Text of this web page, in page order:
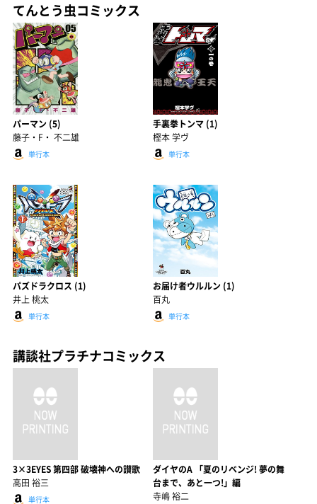
てんとう虫コミックス
パーマン (5)
藤子・F・ 不二雄
単行本
手裏拳トンマ (1)
樫本 学ヴ
単行本
パズドラクロス (1)
井上 桃太
単行本
お届け者ウルルン (1)
百丸
単行本
講談社プラチナコミックス
3×3EYES 第四部 破壊神への讃歌
高田 裕三
単行本
ダイヤのA 「夏のリベンジ! 夢の舞
台まで、あと一つ!」編
寺嶋 裕二